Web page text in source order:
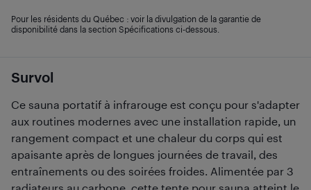
Survol
Ce sauna portatif à infrarouge est conçu pour s'adapter
aux routines modernes avec une installation rapide, un
rangement compact et une chaleur du corps qui est
apaisante après de longues journées de travail, des
entraînements ou des soirées froides. Alimentée par 3
Pour les résidents du Québec : voir la divulgation de la garantie de
disponibilité dans la section Spécifications ci-dessous.